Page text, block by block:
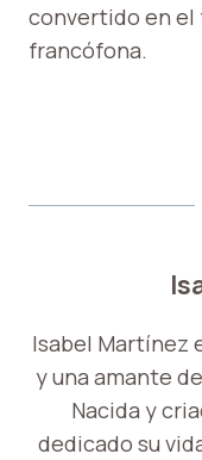
convertido en el
francófona.
Isabel Martínez
y una amante
Nacida y
dedicado su